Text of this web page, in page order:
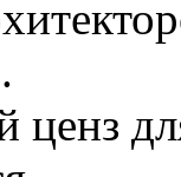
ценз